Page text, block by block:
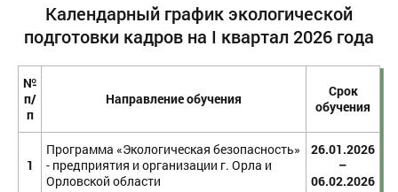
Календарный график экологической
подготовки кадров на I квартал 2026 года
№
п/
п
Направление обучения
Срок
обучения
1
Программа «Экологическая безопасность»
- предприятия и организации г. Орла и
Орловской области
26.01.2026
–
06.02.2026